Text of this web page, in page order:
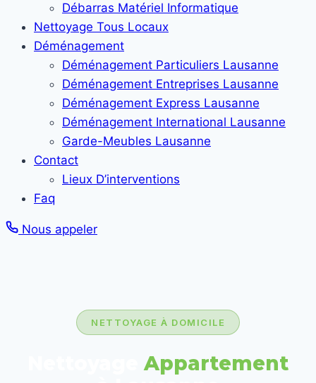
Débarras Matériel Informatique
Nettoyage Tous Locaux
Déménagement
Déménagement Particuliers Lausanne
Déménagement Entreprises Lausanne
Déménagement Express Lausanne
Déménagement International Lausanne
Garde-Meubles Lausanne
Contact
Lieux D’interventions
Faq
Nous appeler
NETTOYAGE À DOMICILE
NettoyageAppartement